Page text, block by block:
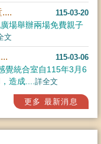
115-03-20
場舉辦兩場免費親子
文
115-03-06
覺統合室自115年3月6
造成....詳全文
更多 最新消息